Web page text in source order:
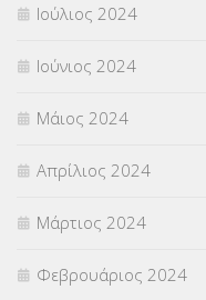
Ιούλιος 2024
Ιούνιος 2024
Μάιος 2024
Απρίλιος 2024
Μάρτιος 2024
Φεβρουάριος 2024